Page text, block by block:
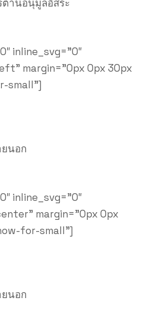
ต้านอนุมูลอิสระ
inline_svg=”0″
margin=”0px 0px 30px
small”]
นอก
inline_svg=”0″
margin=”0px 0px
for-small”]
นอก